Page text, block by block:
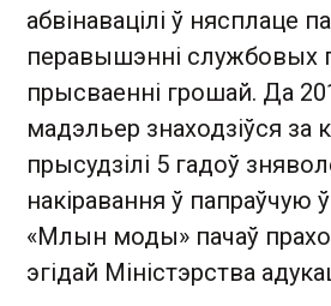
абвінавацілі ў нясплаце
перавышэнні службовых
прысваенні грошай. Да
мадэльер знаходзіўся за
прысудзілі 5 гадоў
накіравання ў папраўчую
«Млын моды» пачаў
эгідай Міністэрства